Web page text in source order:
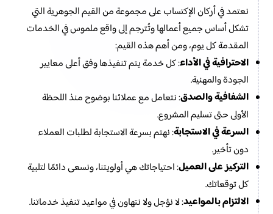
نعتمد في أركان الإكتساب على مجموعة من القيم الجوهرية التي
تشكل أساس جميع أعمالها وتُترجم إلى واقع ملموس في الخدمات
المقدمة كل يوم، ومن أهم هذه القيم:
الاحترافية في الأداء: كل خدمة يتم تنفيذها وفق أعلى معايير
الجودة والمهنية.
الشفافية والصدق: نتعامل مع عملائنا بوضوح منذ اللحظة
الأولى حتى تسليم المشروع.
السرعة في الاستجابة: نهتم بسرعة الاستجابة لطلبات العملاء
دون تأخير.
التركيز على العميل: احتياجاتك هي أولويتنا، ونسعى دائمًا لتلبية
كل توقعاتك.
الالتزام بالمواعيد: لا نؤجل ولا نتهاون في مواعيد تنفيذ خدماتنا.